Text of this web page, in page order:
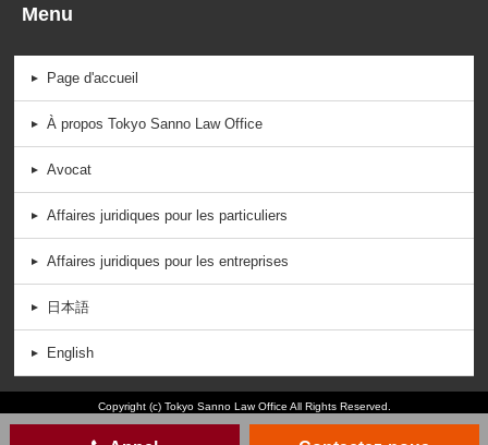
Menu
Page d'accueil
À propos Tokyo Sanno Law Office
Avocat
Affaires juridiques pour les particuliers
Affaires juridiques pour les entreprises
日本語
English
Copyright (c) Tokyo Sanno Law Office All Rights Reserved.